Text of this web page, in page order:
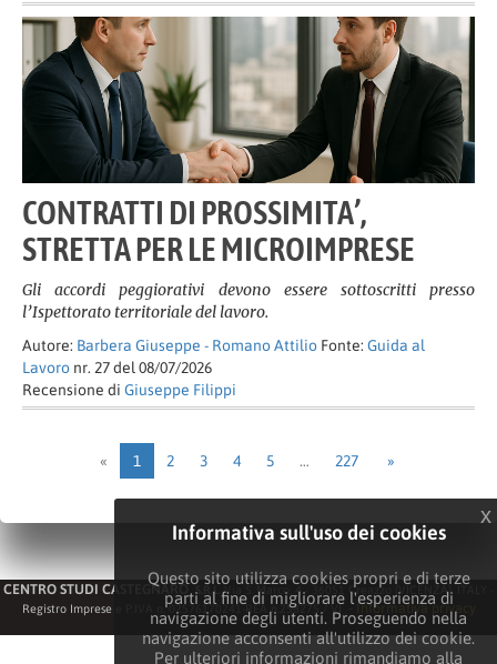
CONTRATTI DI PROSSIMITA’,
STRETTA PER LE MICROIMPRESE
Gli accordi peggiorativi devono essere sottoscritti presso
l’Ispettorato territoriale del lavoro.
Autore: Barbera Giuseppe - Romano Attilio Fonte: Guida al
Lavoro nr. 27 del 08/07/2026
Recensione di Giuseppe Filippi
« 1 2 3 4 5 … 227 »
CENTRO STUDI CASTEGNARO S.R.L.
Via S. Marco, 4 - 36051 Creazzo (VICENZA). ITALY -
Registro Imprese e P.IVA n. 02576170241-REA n.258275 / VI
- Informativa privacy
Informativa sull'uso dei cookies
Questo sito utilizza cookies propri e di terze
parti al fine di migliorare l'esperienza di
navigazione degli utenti. Proseguendo nella
navigazione acconsenti all'utilizzo dei cookie.
Per ulteriori informazioni rimandiamo alla
x